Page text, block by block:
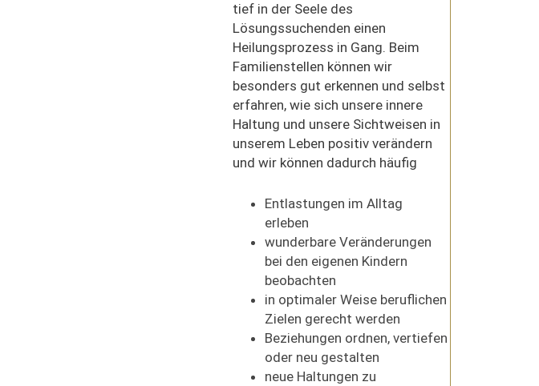
tief in der Seele des
Lösungssuchenden einen
Heilungsprozess in Gang. Beim
Familienstellen können wir
besonders gut erkennen und selbst
erfahren, wie sich unsere innere
Haltung und unsere Sichtweisen in
unserem Leben positiv verändern
und wir können dadurch häufig
Entlastungen im Alltag
erleben
wunderbare Veränderungen
bei den eigenen Kindern
beobachten
in optimaler Weise beruflichen
Zielen gerecht werden
Beziehungen ordnen, vertiefen
oder neu gestalten
neue Haltungen zu